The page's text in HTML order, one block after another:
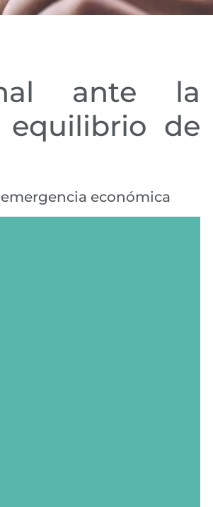
ante la
de
económica